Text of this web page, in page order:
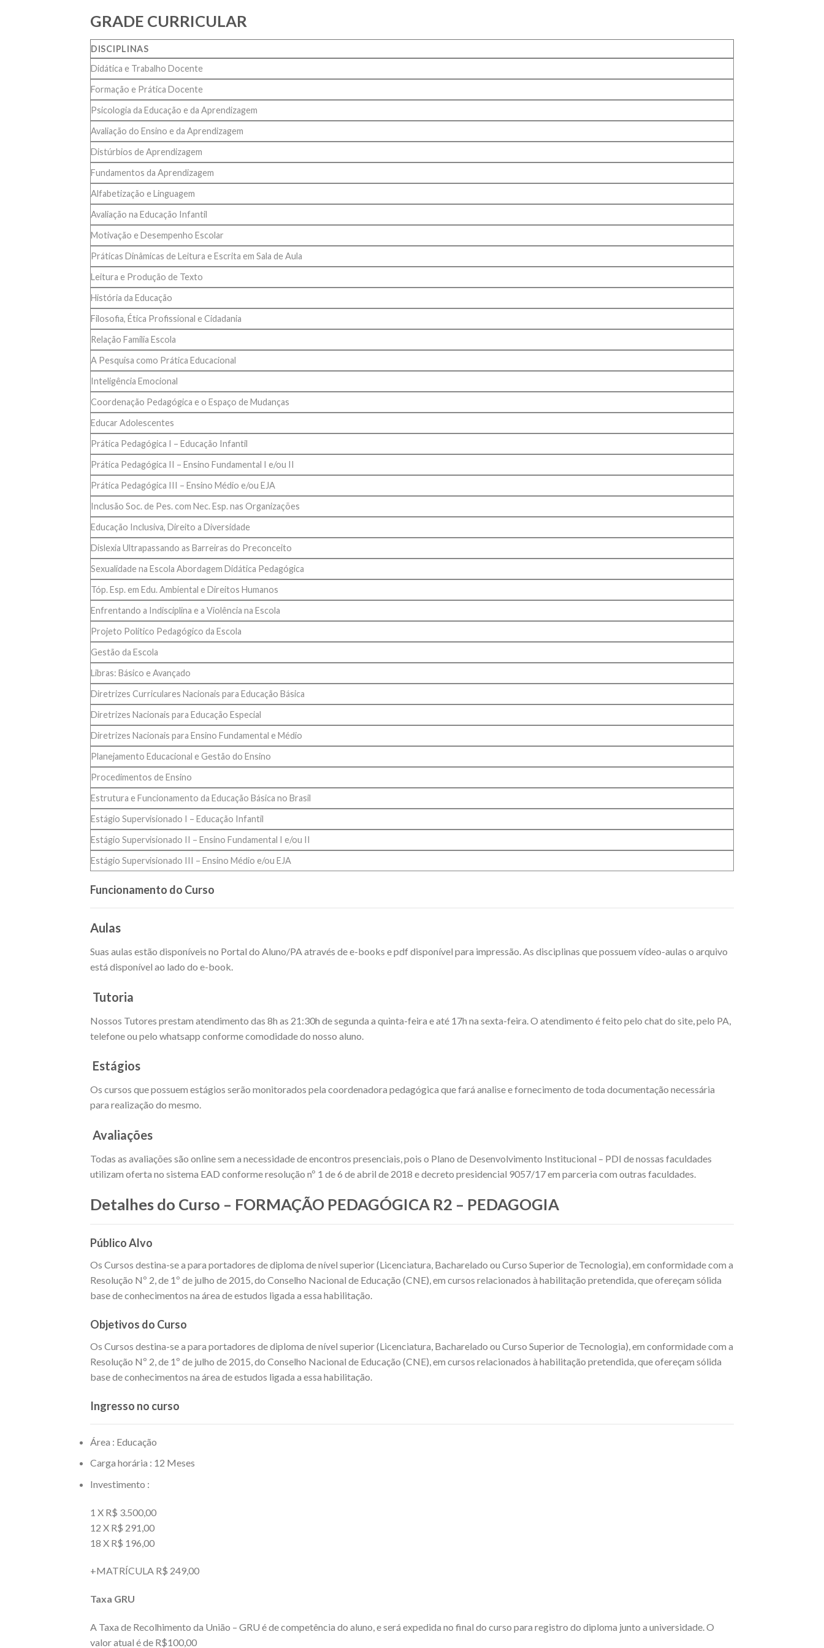
GRADE CURRICULAR
DISCIPLINAS
Didática e Trabalho Docente
Formação e Prática Docente
Psicologia da Educação e da Aprendizagem
Avaliação do Ensino e da Aprendizagem
Distúrbios de Aprendizagem
Fundamentos da Aprendizagem
Alfabetização e Linguagem
Avaliação na Educação Infantil
Motivação e Desempenho Escolar
Práticas Dinâmicas de Leitura e Escrita em Sala de Aula
Leitura e Produção de Texto
História da Educação
Filosofia, Ética Profissional e Cidadania
Relação Família Escola
A Pesquisa como Prática Educacional
Inteligência Emocional
Coordenação Pedagógica e o Espaço de Mudanças
Educar Adolescentes
Prática Pedagógica I – Educação Infantil
Prática Pedagógica II – Ensino Fundamental I e/ou II
Prática Pedagógica III – Ensino Médio e/ou EJA
Inclusão Soc. de Pes. com Nec. Esp. nas Organizações
Educação Inclusiva, Direito a Diversidade
Dislexia Ultrapassando as Barreiras do Preconceito
Sexualidade na Escola Abordagem Didática Pedagógica
Tóp. Esp. em Edu. Ambiental e Direitos Humanos
Enfrentando a Indisciplina e a Violência na Escola
Projeto Político Pedagógico da Escola
Gestão da Escola
Libras: Básico e Avançado
Diretrizes Curriculares Nacionais para Educação Básica
Diretrizes Nacionais para Educação Especial
Diretrizes Nacionais para Ensino Fundamental e Médio
Planejamento Educacional e Gestão do Ensino
Procedimentos de Ensino
Estrutura e Funcionamento da Educação Básica no Brasil
Estágio Supervisionado I – Educação Infantil
Estágio Supervisionado II – Ensino Fundamental I e/ou II
Estágio Supervisionado III – Ensino Médio e/ou EJA
Funcionamento do Curso
Aulas
Suas aulas estão disponíveis no Portal do Aluno/PA através de e-books e pdf disponível para impressão. As disciplinas que possuem vídeo-aulas o arquivo
está disponível ao lado do e-book.
Tutoria
Nossos Tutores prestam atendimento das 8h as 21:30h de segunda a quinta-feira e até 17h na sexta-feira. O atendimento é feito pelo chat do site, pelo PA,
telefone ou pelo whatsapp conforme comodidade do nosso aluno.
Estágios
Os cursos que possuem estágios serão monitorados pela coordenadora pedagógica que fará analise e fornecimento de toda documentação necessária
para realização do mesmo.
Avaliações
Todas as avaliações são online sem a necessidade de encontros presenciais, pois o Plano de Desenvolvimento Institucional – PDI de nossas faculdades
utilizam oferta no sistema EAD conforme resolução nº 1 de 6 de abril de 2018 e decreto presidencial 9057/17 em parceria com outras faculdades.
Detalhes do Curso – FORMAÇÃO PEDAGÓGICA R2 – PEDAGOGIA
Público Alvo
Os Cursos destina-se a para portadores de diploma de nível superior (Licenciatura, Bacharelado ou Curso Superior de Tecnologia), em conformidade com a
Resolução Nº 2, de 1º de julho de 2015, do Conselho Nacional de Educação (CNE), em cursos relacionados à habilitação pretendida, que ofereçam sólida
base de conhecimentos na área de estudos ligada a essa habilitação.
Objetivos do Curso
Os Cursos destina-se a para portadores de diploma de nível superior (Licenciatura, Bacharelado ou Curso Superior de Tecnologia), em conformidade com a
Resolução Nº 2, de 1º de julho de 2015, do Conselho Nacional de Educação (CNE), em cursos relacionados à habilitação pretendida, que ofereçam sólida
base de conhecimentos na área de estudos ligada a essa habilitação.
Ingresso no curso
Área : Educação
Carga horária : 12 Meses
Investimento :
1 X R$ 3.500,00
12 X R$ 291,00
18 X R$ 196,00
+MATRÍCULA R$ 249,00
Taxa GRU
A Taxa de Recolhimento da União – GRU é de competência do aluno, e será expedida no final do curso para registro do diploma junto a universidade. O
valor atual é de R$100,00